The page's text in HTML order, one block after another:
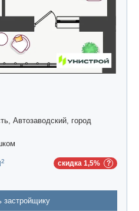
Автозаводский, город
скидка 1,5%
застройщику